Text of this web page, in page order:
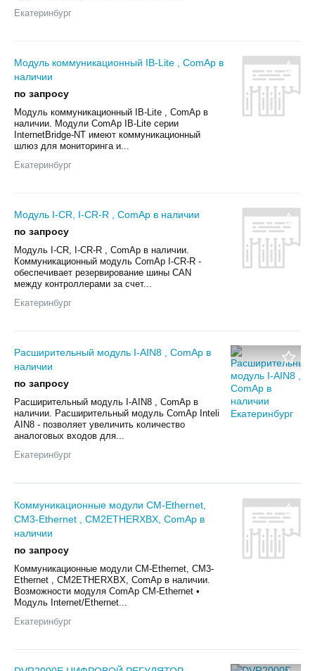
Екатеринбург
Модуль коммуникационный IB-Lite , ComAp в
наличии
по запросу
Модуль коммуникационный IB-Lite , ComAp в
наличии. Модули ComAp IB-Lite серии
InternetBridge-NT имеют коммуникационный
шлюз для мониторинга и...
Екатеринбург
Модуль I-CR, I-CR-R , ComAp в наличии
по запросу
Модуль I-CR, I-CR-R , ComAp в наличии.
Коммуникационный модуль ComAp I-CR-R -
обеспечивает резервирование шины CAN
между контроллерами за счет...
Екатеринбург
Расширительный модуль I-AIN8 , ComAp в
наличии
по запросу
Расширительный модуль I-AIN8 , ComAp в
наличии. Расширительный модуль ComAp Inteli
AIN8 - позволяет увеличить количество
аналоговых входов для...
Екатеринбург
Коммуникационные модули CM-Ethernet,
CM3-Ethernet , CM2ETHERXBX, ComAp в
наличии
по запросу
Коммуникационные модули CM-Ethernet, CM3-
Ethernet , CM2ETHERXBX, ComAp в наличии.
Возможности модуля ComAp CM-Ethernet •
Модуль Internet/Ethernet...
Екатеринбург